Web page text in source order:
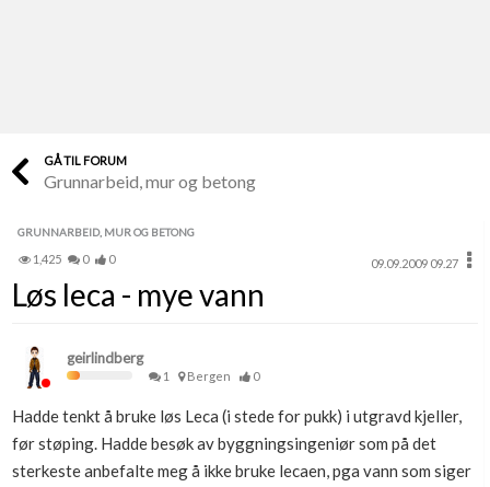
Finn håndverkere
Papirer som mangler
Skaff dokumentasjon som mangler
Kundeservice
Få svar på det du lurer på
Kom i gang med Boligmappa
Se din bolig? Klikk her
GÅ TIL FORUM
Grunnarbeid, mur og betong
GRUNNARBEID, MUR OG BETONG
1,425 0 0 09.09.2009 09.27
Løs leca - mye vann
geirlindberg
1 Bergen 0
Hadde tenkt å bruke løs Leca (i stede for pukk) i utgravd kjeller,
før støping. Hadde besøk av byggningsingeniør som på det
sterkeste anbefalte meg å ikke bruke lecaen, pga vann som siger